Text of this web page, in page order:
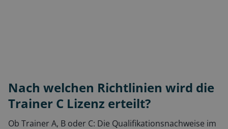
Nach welchen Richtlinien wird die
Trainer C Lizenz erteilt?
Ob Trainer A, B oder C: Die Qualifikationsnachweise im